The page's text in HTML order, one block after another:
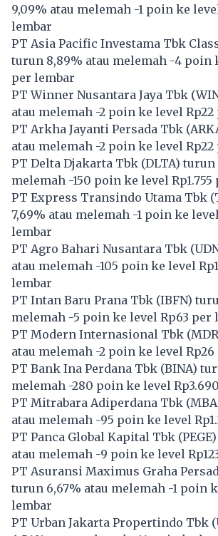
9,09% atau melemah -1 poin ke
lembar
PT Asia Pacific Investama Tbk
turun 8,89% atau melemah -4 poin
per lembar
PT Winner Nusantara Jaya Tbk (
atau melemah -2 poin ke level
PT Arkha Jayanti Persada Tbk (
atau melemah -2 poin ke level
PT Delta Djakarta Tbk (DLTA) turun
melemah -150 poin ke level
PT Express Transindo Utama Tbk (
7,69% atau melemah -1 poin ke
lembar
PT Agro Bahari Nusantara Tbk (
atau melemah -105 poin ke level
lembar
PT Intan Baru Prana Tbk (IBFN)
melemah -5 poin ke level Rp63 per
PT Modern Internasional Tbk (
atau melemah -2 poin ke level
PT Bank Ina Perdana Tbk (BINA)
melemah -280 poin ke level
PT Mitrabara Adiperdana Tbk (
atau melemah -95 poin ke level
PT Panca Global Kapital Tbk (PEGE
atau melemah -9 poin ke level
PT Asuransi Maximus Graha
turun 6,67% atau melemah -1 poin
lembar
PT Urban Jakarta Propertindo Tbk (